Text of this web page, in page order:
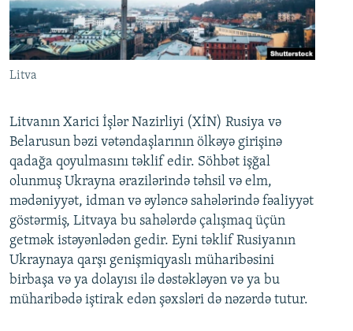
Litva
Litvanın Xarici İşlər Nazirliyi (XİN) Rusiya və
Belarusun bəzi vətəndaşlarının ölkəyə girişinə
qadağa qoyulmasını təklif edir. Söhbət işğal
olunmuş Ukrayna ərazilərində təhsil və elm,
mədəniyyət, idman və əyləncə sahələrində fəaliyyət
göstərmiş, Litvaya bu sahələrdə çalışmaq üçün
getmək istəyənlədən gedir. Eyni təklif Rusiyanın
Ukraynaya qarşı genişmiqyaslı müharibəsini
birbaşa və ya dolayısı ilə dəstəkləyən və ya bu
müharibədə iştirak edən şəxsləri də nəzərdə tutur.